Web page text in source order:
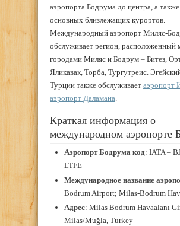
аэропорта Бодрума до центра, а
основных близлежащих курортов.
Международный аэропорт Миляс-
обслуживает регион, расположенный
городами Миляс и Бодрум – Битез,
Яликавак, Торба, Тургутреис.
Турции также обслуживает аэропорт
аэропорт Даламана
Краткая информация о
международном аэропорте
Аэропорт Бодрума код: IATA –
LTFE
Международное название
Bodrum Airport; Milas-Bodrum
Адрес: Milas Bodrum Havaalanı
Milas/Muğla, Turkey